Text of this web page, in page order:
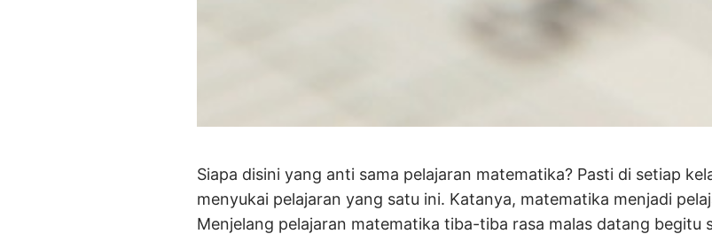
Siapa disini yang anti sama pelajaran matematika? Pasti di setiap
menyukai pelajaran yang satu ini. Katanya, matematika menjadi
Menjelang pelajaran matematika tiba-tiba rasa malas datang begitu